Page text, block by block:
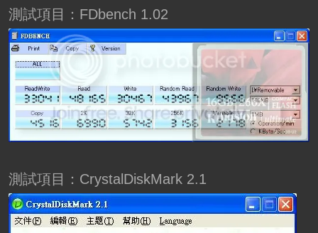
測試項目：FDbench 1.02
測試項目：CrystalDiskMark 2.1